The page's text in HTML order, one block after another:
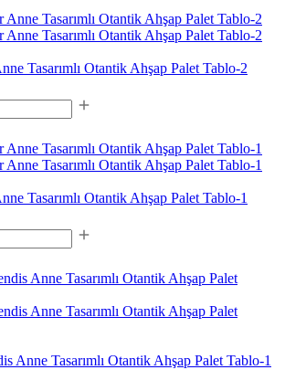
Tasarımlı Otantik Ahşap Palet Tablo-2
Tasarımlı Otantik Ahşap Palet Tablo-1
Anne Tasarımlı Otantik Ahşap Palet Tablo-1